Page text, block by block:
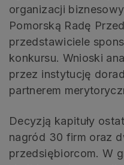
organizacji
Pomorską Radę
przedstawiciele
konkursu. Wnioski
przez instytucję
partnerem
Decyzją kapituły
nagród 30 firm oraz
przedsiębiorcom. W